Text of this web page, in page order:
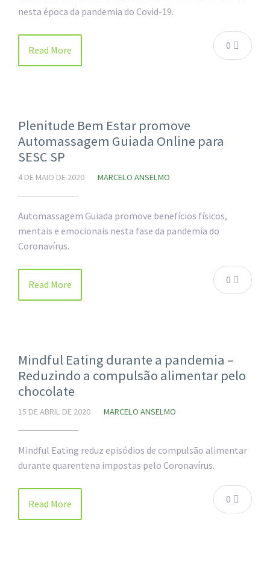
nesta época da pandemia do Covid-19.
0
Read More
Plenitude Bem Estar promove
Automassagem Guiada Online para
SESC SP
4 DE MAIO DE 2020 MARCELO ANSELMO
Automassagem Guiada promove benefícios físicos,
mentais e emocionais nesta fase da pandemia do
Coronavírus.
0
Read More
Mindful Eating durante a pandemia –
Reduzindo a compulsão alimentar pelo
chocolate
15 DE ABRIL DE 2020 MARCELO ANSELMO
Mindful Eating reduz episódios de compulsão alimentar
durante quarentena impostas pelo Coronavírus.
0
Read More